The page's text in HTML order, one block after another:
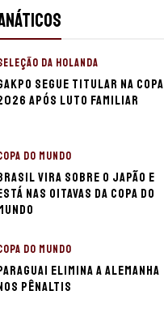
DA HOLANDA
segue titular na Copa
após luto familiar
DO MUNDO
vira sobre o Japão e
nas oitavas da Copa do
DO MUNDO
elimina a Alemanha
pênaltis